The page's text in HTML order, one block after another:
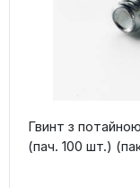
Гвинт з
(пач. 100 шт.)